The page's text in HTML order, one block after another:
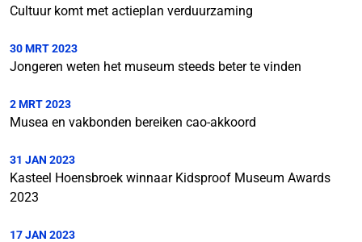
Cultuur komt met actieplan verduurzaming
30 MRT 2023
Jongeren weten het museum steeds beter te vinden
2 MRT 2023
Musea en vakbonden bereiken cao-akkoord
31 JAN 2023
Kasteel Hoensbroek winnaar Kidsproof Museum Awards
2023
17 JAN 2023